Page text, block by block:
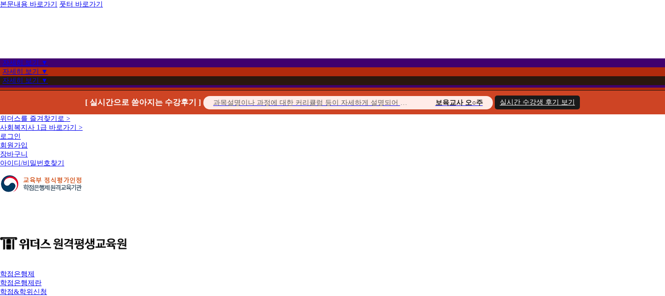
본문내용 바로가기 풋터 바로가기
자세히 보기 ▼
자세히 보기 ▼
자세히 보기 ▼
[ 실시간으로 쏟아지는 수강후기 ]
보육교사 오○주
이벤트를 통해 합리적인 가격에 수강할 수 있었고 강의의 질 또한 우수하여...
경영학 이○헌
실시간 수강생 후기 보기
위더스를 즐겨찾기로 >
사회복지사 1급 바로가기 >
로그인
회원가입
장바구니
아이디/비밀번호찾기
학점은행제
학점은행제란
학점&학위신청